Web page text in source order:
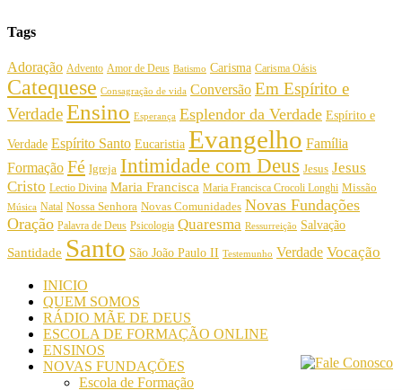
Tags
Adoração Advento Amor de Deus Batismo Carisma Carisma Oásis
Catequese Consagração de vida Conversão Em Espírito e
VerdadeEnsino Esperança Esplendor da Verdade Espírito e
Verdade Espírito Santo Eucaristia Evangelho Família
Formação Fé Igreja Intimidade com Deus Jesus Jesus
Cristo Lectio Divina Maria Francisca Maria Francisca Crocoli Longhi Missão
Música Natal Nossa Senhora Novas Comunidades Novas Fundações
Oração Palavra de Deus Psicologia Quaresma Ressurreição Salvação
Santidade Santo São João Paulo II Testemunho Verdade Vocação
INICIO
QUEM SOMOS
RÁDIO MÃE DE DEUS
ESCOLA DE FORMAÇÃO ONLINE
ENSINOS
NOVAS FUNDAÇÕES
Escola de Formação